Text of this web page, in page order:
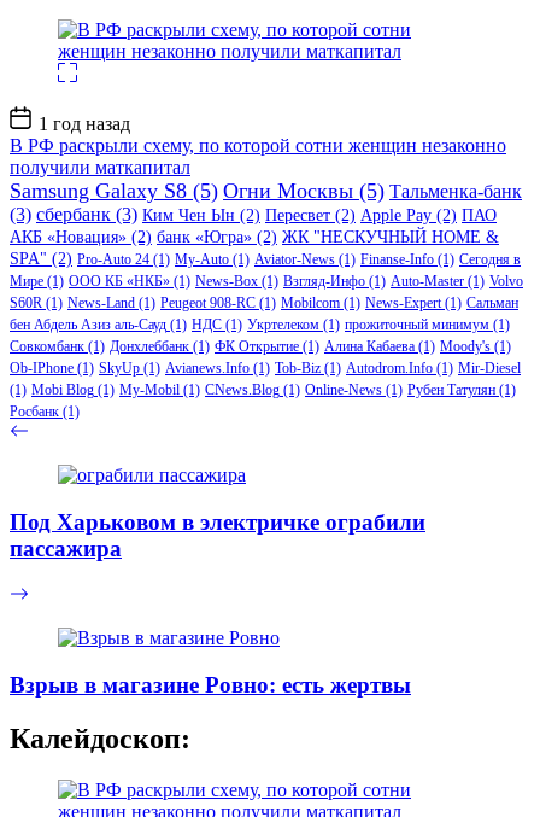
Дата
записи
1 год назад
В РФ раскрыли схему, по которой сотни женщин незаконно
получили маткапитал
Samsung Galaxy S8 (5) Огни Москвы (5) Тальменка-банк
(3) сбербанк (3) Ким Чен Ын (2) Пересвет (2) Apple Pay (2) ПАО
АКБ «Новация» (2) банк «Югра» (2) ЖК "НЕСКУЧНЫЙ HOME &
SPA" (2) Pro-Auto 24 (1) My-Auto (1) Aviator-News (1) Finanse-Info (1) Сегодня в
Мире (1) ООО КБ «НКБ» (1) News-Box (1) Взгляд-Инфо (1) Auto-Master (1) Volvo
S60R (1) News-Land (1) Peugeot 908-RC (1) Mobilcom (1) News-Expert(1) Сальман
бен Абдель Азиз аль-Сауд (1) НДС (1) Укртелеком (1) прожиточный минимум (1)
Совкомбанк (1) Донхлеббанк (1) ФК Открытие (1) Алина Кабаева (1) Moody's (1)
Ob-IPhone (1) SkyUp (1) Avianews.Info (1) Tob-Biz (1) Autodrom.Info (1) Mir-Diesel
(1) Mobi Blog (1) My-Mobil (1) CNews.Blog (1) Online-News (1) Рубен Татулян (1)
Росбанк (1)
Под Харьковом в электричке ограбили
пассажира
Взрыв в магазине Ровно: есть жертвы
Калейдоскоп: